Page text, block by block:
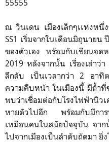
55555
ณ วินเดน เมืองเล็กๆเเห่งหนึ่
SS1 เริ่มจากในเดือนมิถุนาย
ของตัวเอง พร้อมกับเขียนจ
2019 หลังจากนั้น เรื่องเล่าว่
ลึกลับ เป็นเวลากว่า 2 อาทิต
ความคืบหน้า ในเมืองนี้ มีถ้ำ
พบว่าเชื่อมต่อกับโรงไฟฟ้านิว
หายตัวไปอีก พร้อมกับมีกา
เหมือนคนในสมัยปัจจุบัน จาก
ไปจากเมืองเป็นลำดับถัดมา ยิ่